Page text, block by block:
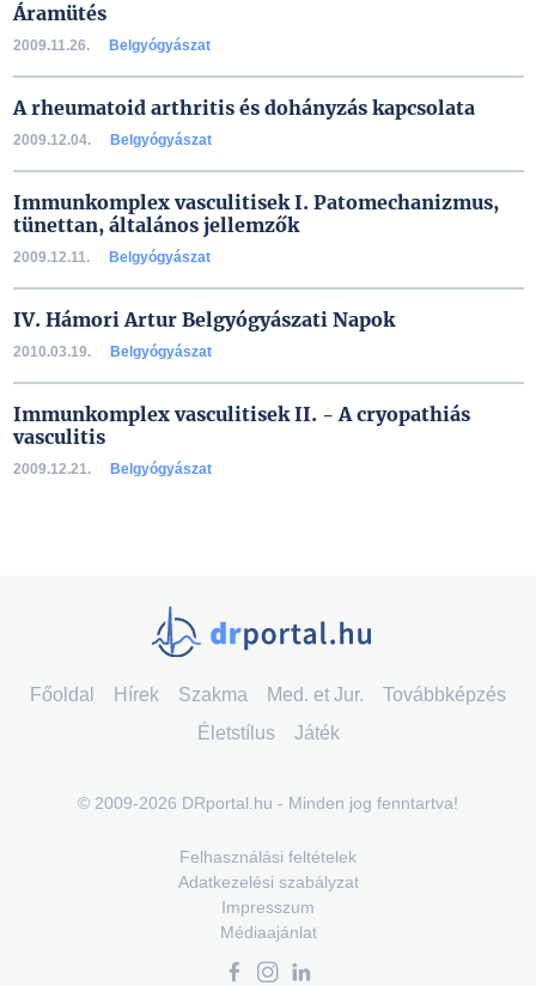
Áramütés
2009.11.26. Belgyógyászat
A rheumatoid arthritis és dohányzás kapcsolata
2009.12.04. Belgyógyászat
Immunkomplex vasculitisek I. Patomechanizmus,
tünettan, általános jellemzők
2009.12.11. Belgyógyászat
IV. Hámori Artur Belgyógyászati Napok
2010.03.19. Belgyógyászat
Immunkomplex vasculitisek II. - A cryopathiás
vasculitis
2009.12.21. Belgyógyászat
Főoldal Hírek Szakma Med. et Jur.
Továbbképzés
Életstílus
Játék
© 2009-2026 DRportal.hu - Minden jog fenntartva!
Felhasználási feltételek
Adatkezelési szabályzat
Impresszum
Médiaajánlat